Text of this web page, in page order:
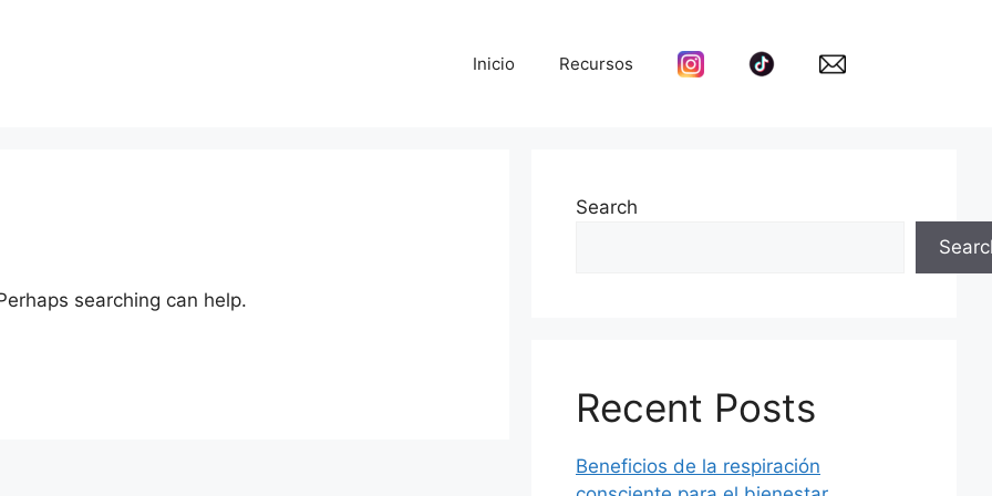
Inicio Recursos
searching can help.
Search
Recent Posts
Beneficios de la respiración